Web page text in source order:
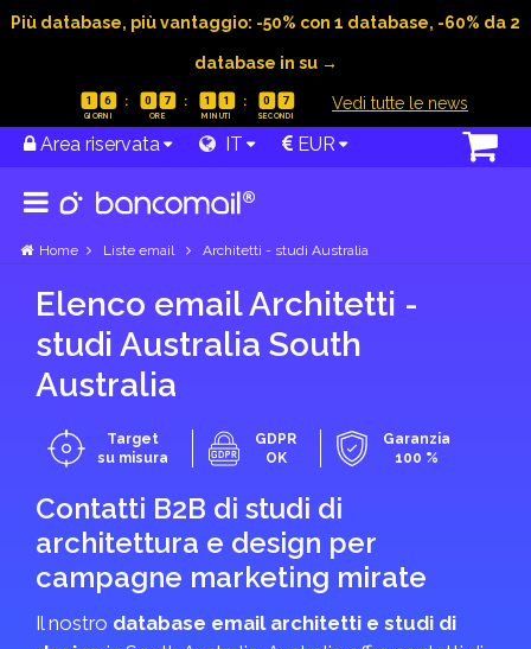
Più database, più vantaggio: -50% con 1 database, -60% da 2
database in su →
1 6 0 7 1 1 0 6 Vedi tutte le news
Area riservata IT EUR
Home Liste email Architetti - studi Australia
Elenco email Architetti -
studi Australia South
Australia
Target
su misura
GDPR
OK
Garanzia
100 %
Contatti B2B di studi di
architettura e design per
campagne marketing mirate
Il nostro database email architetti e studi di